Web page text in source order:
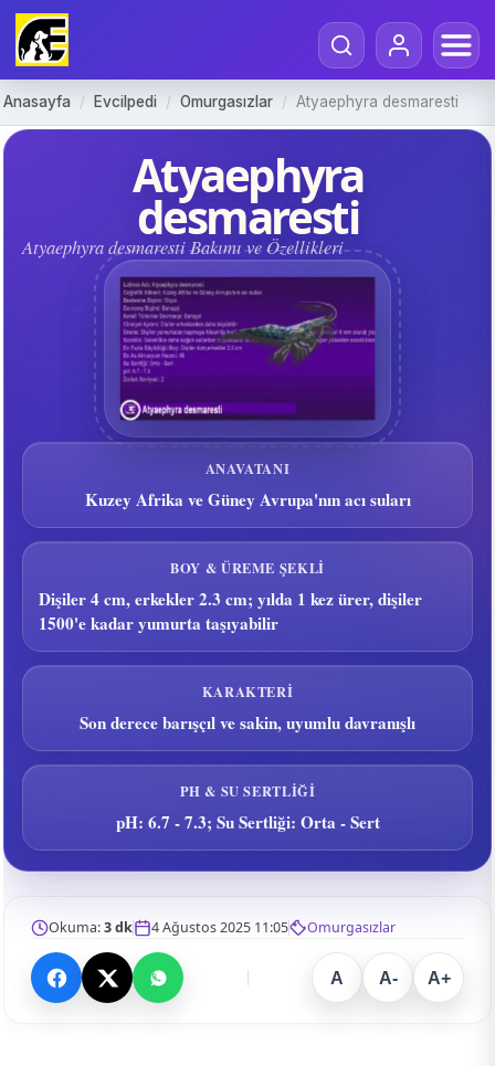
Anasayfa / Evcilpedi / Omurgasızlar / Atyaephyra desmaresti
Atyaephyra
desmaresti
Atyaephyra desmaresti Bakımı ve Özellikleri
ANAVATANI
Kuzey Afrika ve Güney Avrupa'nın acı suları
BOY & ÜREME ŞEKLI
Dişiler 4 cm, erkekler 2.3 cm; yılda 1 kez ürer, dişiler
1500'e kadar yumurta taşıyabilir
KARAKTERI
Son derece barışçıl ve sakin, uyumlu davranışlı
PH & SU SERTLIĞI
pH: 6.7 - 7.3; Su Sertliği: Orta - Sert
Okuma:3 dk 4 Ağustos 2025 11:05 Omurgasızlar
A A- A+